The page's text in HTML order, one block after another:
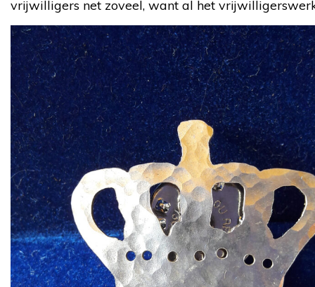
vrijwilligers net zoveel, want al het